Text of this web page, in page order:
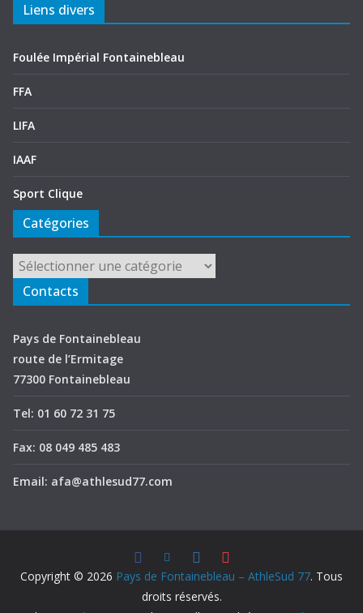
Liens divers
Foulée Impérial Fontainebleau
FFA
LIFA
IAAF
Sport Clique
Catégories
Contacts
Pays de Fontainebleau
route de l’Ermitage
77300 Fontainebleau
Tel: 01 60 72 31 75
Fax: 08 049 485 483
Email: afa@athlesud77.com
Copyright © 2026 Pays de Fontainebleau – AthleSud 77. Tous
droits réservés.